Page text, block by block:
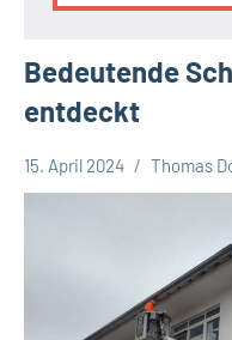
Bedeutende
entdeckt
15. April 2024 Thomas